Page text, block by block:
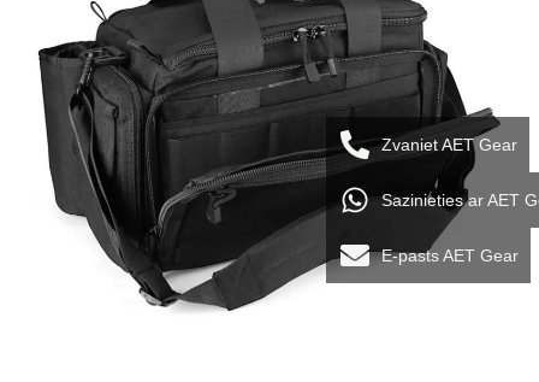
Zvaniet AET Gear
Sazinieties ar AET
E-pasts AET Gear